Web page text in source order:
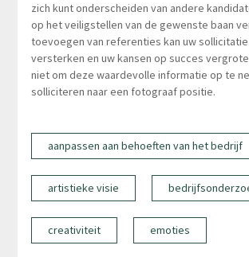
zich kunt onderscheiden van andere
op het veiligstellen van de gewenste baan
toevoegen van referenties kan uw
versterken en uw kansen op succes
niet om deze waardevolle informatie op te
solliciteren naar een fotograaf positie.
aanpassen aan behoeften van het bedrijf
artistieke visie
creativiteit emoties